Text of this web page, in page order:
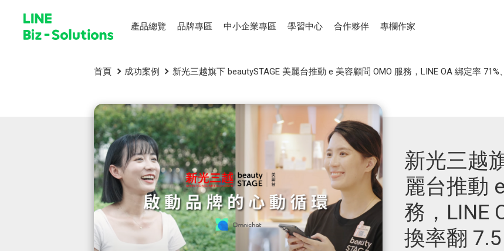
產品總覽 品牌專區 中小企業專區 學習中心 合作夥伴 專欄作家
首頁 成功案例 新光三越旗下 beautySTAGE 美麗台推動 e 美容顧問 OMO 服務，LINE OA 綁定率 71%
新光三越
麗台推動
務，LINE
換率翻